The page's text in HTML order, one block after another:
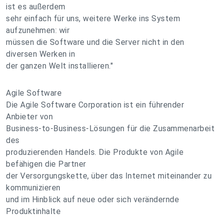
ist es außerdem
sehr einfach für uns, weitere Werke ins System
aufzunehmen: wir
müssen die Software und die Server nicht in den
diversen Werken in
der ganzen Welt installieren."
Agile Software
Die Agile Software Corporation ist ein führender
Anbieter von
Business-to-Business-Lösungen für die Zusammenarbeit
des
produzierenden Handels. Die Produkte von Agile
befähigen die Partner
der Versorgungskette, über das Internet miteinander zu
kommunizieren
und im Hinblick auf neue oder sich verändernde
Produktinhalte